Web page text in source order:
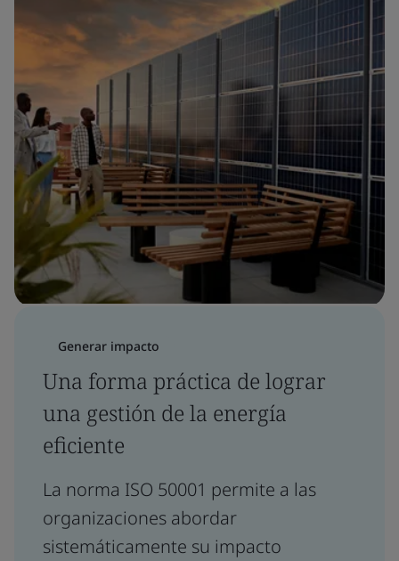
Generar impacto
Una forma práctica de lograr
una gestión de la energía
eficiente
La norma ISO 50001 permite a las
organizaciones abordar
sistemáticamente su impacto